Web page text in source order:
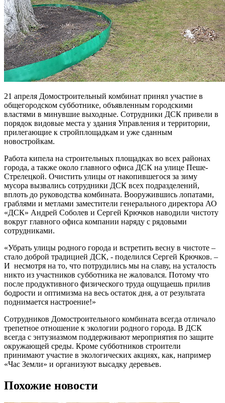
21 апреля Домостроительный комбинат принял участие в
общегородском субботнике, объявленным городскими
властями в минувшие выходные. Сотрудники ДСК привели в
порядок видовые места у здания Управления и территории,
прилегающие к стройплощадкам и уже сданным
новостройкам.
Работа кипела на строительных площадках во всех районах
города, а также около главного офиса ДСК на улице Пеше-
Стрелецкой. Очистить улицы от накопившегося за зиму
мусора вызвались сотрудники ДСК всех подразделений,
вплоть до руководства комбината. Вооружившись лопатами,
граблями и метлами заместители генерального директора АО
«ДСК» Андрей Соболев и Сергей Крючков наводили чистоту
вокруг главного офиса компании наряду с рядовыми
сотрудниками.
«Убрать улицы родного города и встретить весну в чистоте –
стало доброй традицией ДСК, - поделился Сергей Крючков. –
И несмотря на то, что потрудились мы на славу, на усталость
никто из участников субботника не жаловался. Потому что
после продуктивного физического труда ощущаешь прилив
бодрости и оптимизма на весь остаток дня, а от результата
поднимается настроение!»
Сотрудников Домостроительного комбината всегда отличало
трепетное отношение к экологии родного города. В ДСК
всегда с энтузиазмом поддерживают мероприятия по защите
окружающей среды. Кроме субботников строители
принимают участие в экологических акциях, как, например
«Час Земли» и организуют высадку деревьев.
Похожие новости